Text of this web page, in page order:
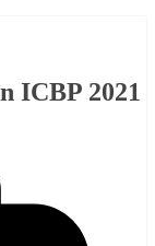
ICBP 2021